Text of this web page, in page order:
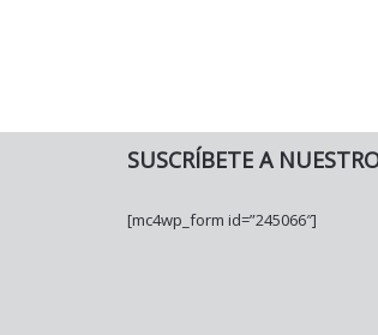
SUSCRÍBETE A
[mc4wp_form id=”245066″]